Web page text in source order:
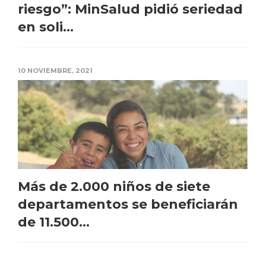
riesgo”: MinSalud pidió seriedad
en soli...
10 NOVIEMBRE, 2021
Más de 2.000 niños de siete
departamentos se beneficiarán
de 11.500...